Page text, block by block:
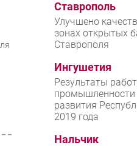
Мероприятия
Проекты
IT класс
Тестовый стенд
Каталог компаний
Ставрополь
Улучшено
зонах открытых
Ставрополя
Ингушетия
Результаты
промышленности
развития
2019 года
Нальчик